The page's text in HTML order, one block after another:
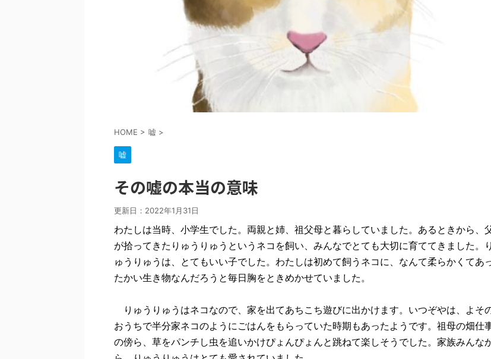
HOME > 嘘 >
嘘
その嘘の本当の意味
更新日： 2022年1月31日
わたしは当時、小学生でした。両親と姉、祖父母と暮らしていました。あるときから、
が拾ってきたりゅうりゅうというネコを飼い、みんなでとても大切に育ててきました。り
ゅうりゅうは、とてもいい子でした。わたしは初めて飼うネコに、なんて柔らかくてあ
たかい生き物なんだろうと毎日胸をときめかせていました。
りゅうりゅうはネコなので、家を出てあちこち遊びに出かけます。いつぞやは、よそ
おうちで半分家ネコのようにごはんをもらっていた時期もあったようです。祖母の畑仕
の傍ら、草をパンチし虫を追いかけぴょんぴょんと跳ねて楽しそうでした。家族みんな